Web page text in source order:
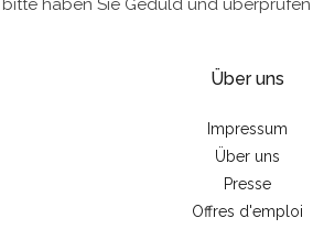
bitte haben Sie Geduld und überprüfen
Über uns
Impressum
Über uns
Presse
Offres d'emploi